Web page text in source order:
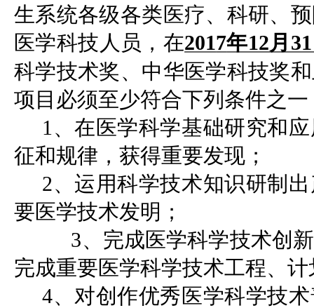
生系统各级各类医疗、科研、
医学科技人员，在2017年12月
科学技术奖、中华医学科技奖
项目必须至少符合下列条件之一
1、在医学科学基础研究和
征和规律，获得重要发现；
2、运用科学技术知识研制
要医学技术发明；
3、完成医学科学技术创新
完成重要医学科学技术工程、
4、对创作优秀医学科学技